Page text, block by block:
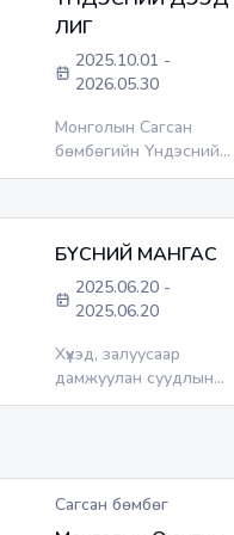
сургуулиудын дундах
хамгийн том ашгийн бус
тэмцээн.
ЛИГ
2025.10.01 -
2026.05.30
Монголын Сагсан
бөмбөгийн Үндэсний
Дээд лиг
БҮСНИЙ МАНГАС
2025.06.20 -
2025.06.20
Хүүхэд, залуусаар
дамжуулан суудлын
хамгаалах бүсээ
сонирхолтой
нийгэмд төлөвшүүлэх
Сагсан бөмбөг